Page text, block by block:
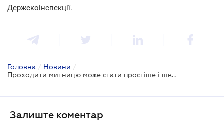
Держекоінспекції.
Головна / Новини /
Проходити митницю може стати простіше і швидше
Залиште коментар